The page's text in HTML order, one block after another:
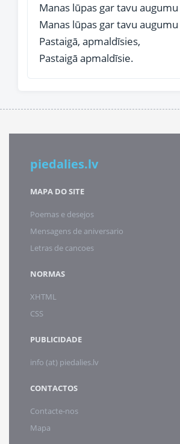
Manas lūpas gar tavu augumu
Manas lūpas gar tavu augumu
Pastaigā, apmaldīsies,
Pastaigā apmaldīsie.
piedalies.lv
MAPA DO SITE
Poemas e desejos
Mensagens de aniversario
Letras de cancoes
NORMAS
XHTML
CSS
PUBLICIDADE
info (at) piedalies.lv
CONTACTOS
Contacte-nos
Mapa